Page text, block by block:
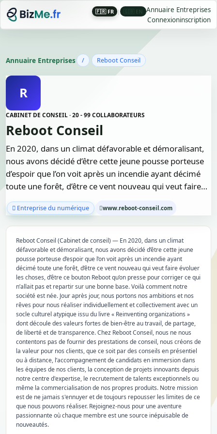
🇫🇷 FR |
Annuaire Entreprises
Connexioninscription
Annuaire Entreprises / Reboot Conseil
R
CABINET DE CONSEIL · 20 - 99 COLLABORATEURS
Reboot Conseil
En 2020, dans un climat défavorable et démoralisant,
nous avons décidé d’être cette jeune pousse porteuse
d’espoir que l’on voit après un incendie ayant décimé
toute une forêt, d’être ce vent nouveau qui veut faire…
Entreprise du numérique www.reboot-conseil.com
Reboot Conseil (Cabinet de conseil) — En 2020, dans un climat
défavorable et démoralisant, nous avons décidé d’être cette jeune
pousse porteuse d’espoir que l’on voit après un incendie ayant
décimé toute une forêt, d’être ce vent nouveau qui veut faire évoluer
les choses, d’être ce bouton Reboot qu’on presse pour corriger ce qui
n’allait pas et repartir sur une bonne base. Voilà comment notre
société est née. Jour après jour, nous portons nos ambitions et nos
rêves pour nous réaliser individuellement et collectivement avec un
socle culturel atypique issu du livre « Reinventing organizations »
dont découle des valeurs fortes de bien-être au travail, de partage,
de liberté et de transparence. Chez Reboot Conseil, nous ne nous
contentons pas de fournir des prestations de conseil, nous créons de
la valeur pour nos clients, que ce soit par des conseils en présentiel
ou à distance, l’accompagnement de candidats en immersion dans
les équipes de nos clients, la conception de projets innovants depuis
notre centre d'expertise, le recrutement de talents exceptionnels ou
même la commercialisation de nos propres produits. Notre mission
est de ne jamais s'ennuyer et de toujours repousser les limites de ce
que nous pouvons réaliser. Rejoignez-nous pour une aventure
passionnante où chaque membre est une source inépuisable de
nouveautés.